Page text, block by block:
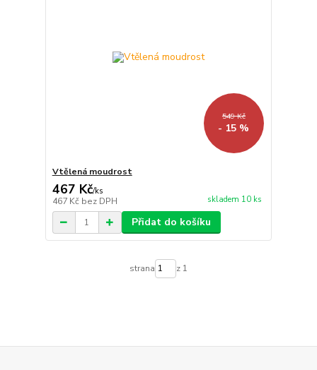
549 Kč
- 15 %
Vtělená moudrost
467 Kč/ks
467 Kč bez DPH skladem 10 ks
Přidat do košíku
strana z 1